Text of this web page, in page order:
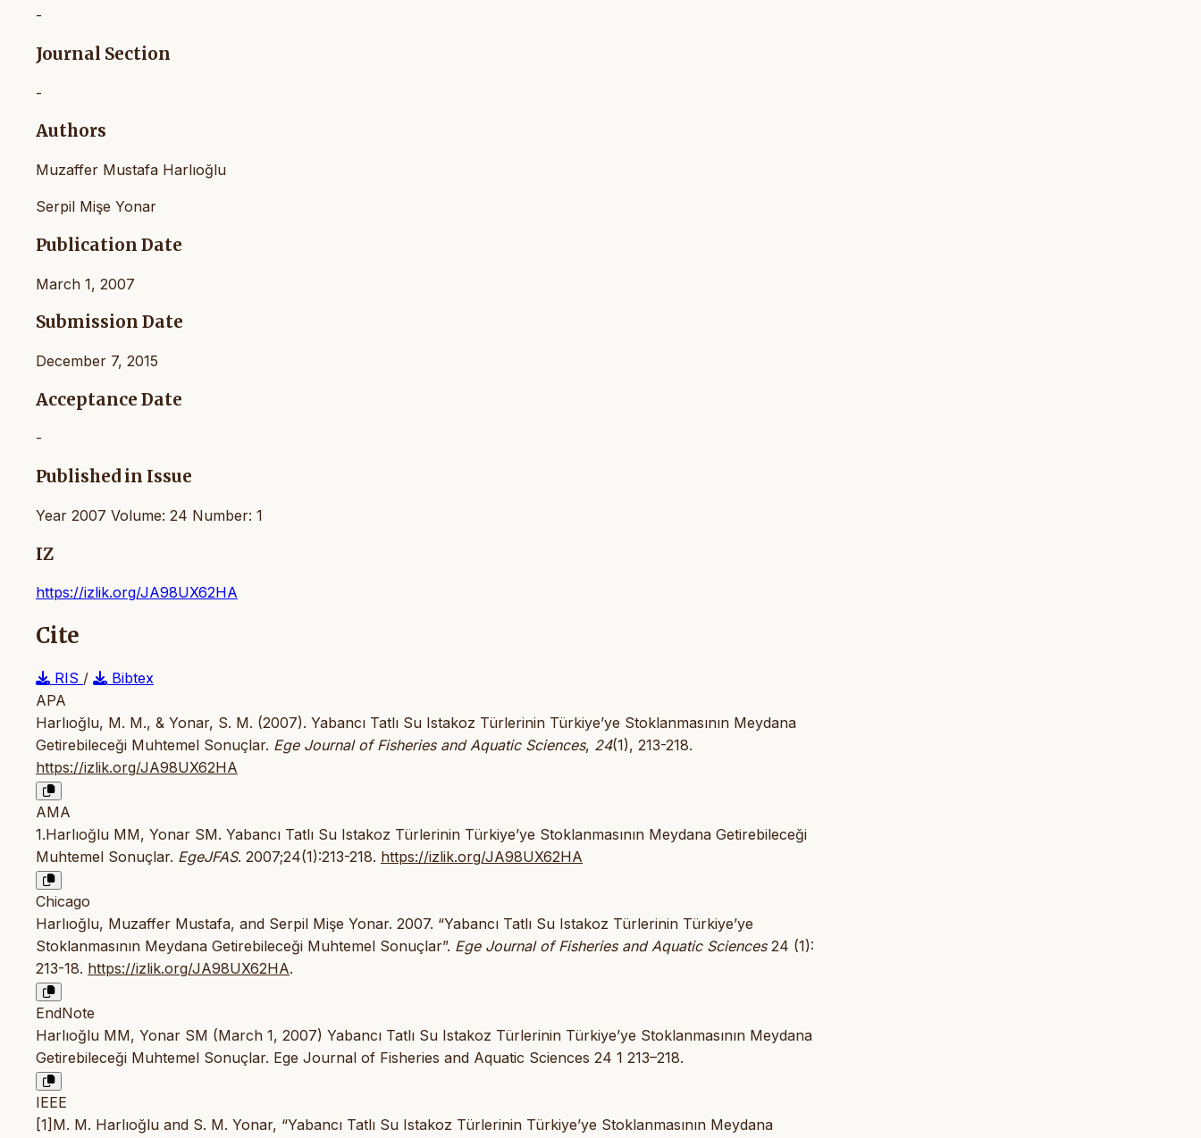
-
Journal Section
-
Authors
Muzaffer Mustafa Harlıoğlu
Serpil Mişe Yonar
Publication Date
March 1, 2007
Submission Date
December 7, 2015
Acceptance Date
-
Published in Issue
Year 2007 Volume: 24 Number: 1
IZ
https://izlik.org/JA98UX62HA
Cite
RIS /
Bibtex
APA
Harlıoğlu, M. M., & Yonar, S. M. (2007). Yabancı Tatlı Su Istakoz Türlerinin Türkiye’ye Stoklanmasının Meydana
Getirebileceği Muhtemel Sonuçlar. Ege Journal of Fisheries and Aquatic Sciences, 24(1), 213-218.
https://izlik.org/JA98UX62HA
AMA
1.Harlıoğlu MM, Yonar SM. Yabancı Tatlı Su Istakoz Türlerinin Türkiye’ye Stoklanmasının Meydana Getirebileceği
Muhtemel Sonuçlar. EgeJFAS. 2007;24(1):213-218. https://izlik.org/JA98UX62HA
Chicago
Harlıoğlu, Muzaffer Mustafa, and Serpil Mişe Yonar. 2007. “Yabancı Tatlı Su Istakoz Türlerinin Türkiye’ye
Stoklanmasının Meydana Getirebileceği Muhtemel Sonuçlar”. Ege Journal of Fisheries and Aquatic Sciences24 (1):
213-18. https://izlik.org/JA98UX62HA.
EndNote
Harlıoğlu MM, Yonar SM (March 1, 2007) Yabancı Tatlı Su Istakoz Türlerinin Türkiye’ye Stoklanmasının Meydana
Getirebileceği Muhtemel Sonuçlar. Ege Journal of Fisheries and Aquatic Sciences 24 1 213–218.
IEEE
[1]M. M. Harlıoğlu and S. M. Yonar, “Yabancı Tatlı Su Istakoz Türlerinin Türkiye’ye Stoklanmasının Meydana